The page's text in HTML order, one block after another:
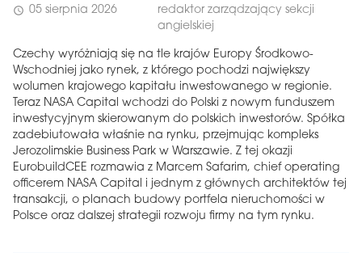
schedule 05 sierpnia 2026
redaktor zarządzający sekcji
angielskiej
Czechy wyróżniają się na tle krajów Europy Środkowo-
Wschodniej jako rynek, z którego pochodzi największy
wolumen krajowego kapitału inwestowanego w regionie.
Teraz NASA Capital wchodzi do Polski z nowym funduszem
inwestycyjnym skierowanym do polskich inwestorów. Spółka
zadebiutowała właśnie na rynku, przejmując kompleks
Jerozolimskie Business Park w Warszawie. Z tej okazji
EurobuildCEE rozmawia z Marcem Safarim, chief operating
officerem NASA Capital i jednym z głównych architektów tej
transakcji, o planach budowy portfela nieruchomości w
Polsce oraz dalszej strategii rozwoju firmy na tym rynku.